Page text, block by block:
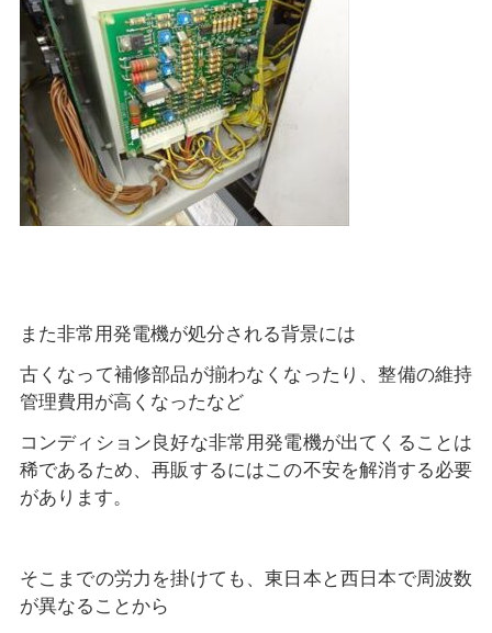
また非常用発電機が処分される背景には
古くなって補修部品が揃わなくなったり、整備の維持
管理費用が高くなったなど
コンディション良好な非常用発電機が出てくることは
稀であるため、再販するにはこの不安を解消する必要
があります。
そこまでの労力を掛けても、東日本と西日本で周波数
が異なることから